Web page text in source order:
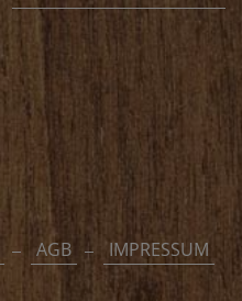
AGB IMPRESSUM